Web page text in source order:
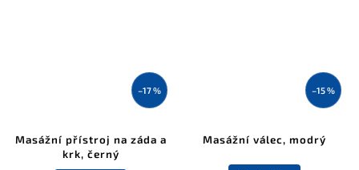
–17 %
Masážní přístroj na záda a
krk, černý
–15 %
Masážní válec, modrý